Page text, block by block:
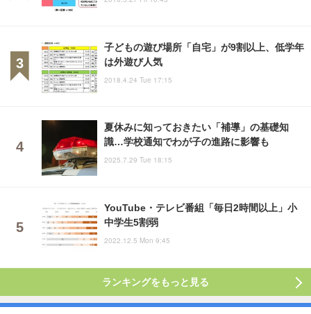
子どもの遊び場所「自宅」が9割以上、低学年
は外遊び人気
2018.4.24 Tue 17:15
夏休みに知っておきたい「補導」の基礎知
識…学校通知でわが子の進路に影響も
2025.7.29 Tue 18:15
YouTube・テレビ番組「毎日2時間以上」小
中学生5割弱
2022.12.5 Mon 9:45
ランキングをもっと見る